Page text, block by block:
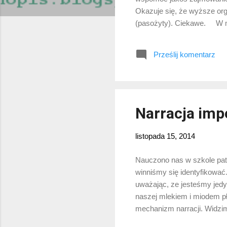
Okazuje się, że wyższe
(pasożyty). Ciekawe. W
narody zaburza. Niby
Prześlij komentarz
Narracja
listopada 15, 2014
Nauczono nas w szkole
winniśmy się
uważając, ze jesteśmy
naszej mlekiem i miodem
mechanizm narracji.